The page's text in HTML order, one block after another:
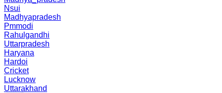
Nsui
Madhyapradesh
Pmmodi
Rahulgandhi
Uttarpradesh
Haryana
Hardoi
Cricket
Lucknow
Uttarakhand